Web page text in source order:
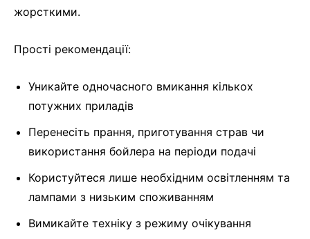
жорсткими.
Прості рекомендації:
Уникайте одночасного вмикання кількох
потужних приладів
Перенесіть прання, приготування страв чи
використання бойлера на періоди подачі
Користуйтеся лише необхідним освітленням та
лампами з низьким споживанням
Вимикайте техніку з режиму очікування